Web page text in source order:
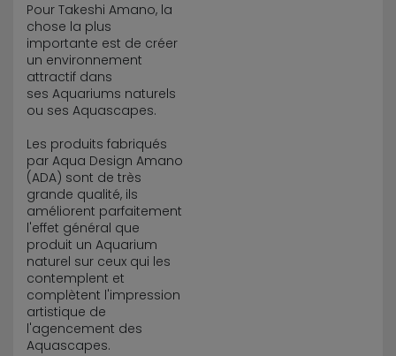
Pour Takeshi Amano, la
chose la plus
importante est de créer
un environnement
attractif dans
ses Aquariums naturels
ou ses Aquascapes.
Les produits fabriqués
par Aqua Design Amano
(ADA) sont de très
grande qualité, ils
améliorent parfaitement
l'effet général que
produit un Aquarium
naturel sur ceux qui les
contemplent et
complètent l'impression
artistique de
l'agencement des
Aquascapes.